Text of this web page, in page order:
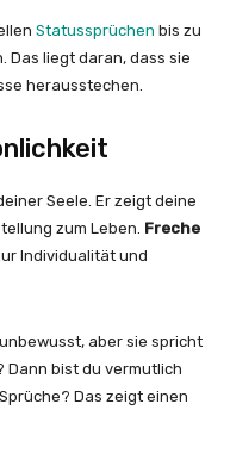
Statussprüchen bis zu
Das liegt daran, dass sie
herausstechen.
Seele. Er zeigt deine
zum Leben. Freche
Individualität und
aber sie spricht
Dann bist du vermutlich
Das zeigt einen